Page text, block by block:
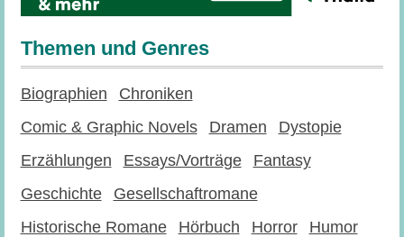
Themen und Genres
Biographien
Chroniken
Comic & Graphic Novels
Dramen
Dystopie
Erzählungen
Essays/Vorträge
Fantasy
Geschichte
Gesellschaftromane
Historische Romane
Hörbuch Horror
Humor